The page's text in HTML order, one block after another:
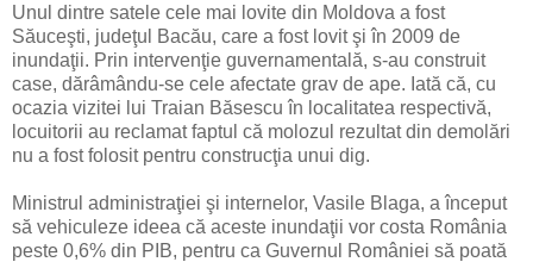
Unul dintre satele cele mai lovite din Moldova a fost
Săuceşti, judeţul Bacău, care a fost lovit şi în 2009 de
inundaţii. Prin intervenţie guvernamentală, s-au construit
case, dărâmându-se cele afectate grav de ape. Iată că, cu
ocazia vizitei lui Traian Băsescu în localitatea respectivă,
locuitorii au reclamat faptul că molozul rezultat din demolări
nu a fost folosit pentru construcţia unui dig.
Ministrul administraţiei şi internelor, Vasile Blaga, a început
să vehiculeze ideea că aceste inundaţii vor costa România
peste 0,6% din PIB, pentru ca Guvernul României să poată